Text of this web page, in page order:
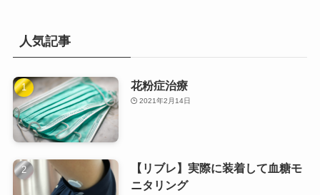
人気記事
花粉症治療
2021年2月14日
【リブレ】実際に装着して血糖モ
ニタリング